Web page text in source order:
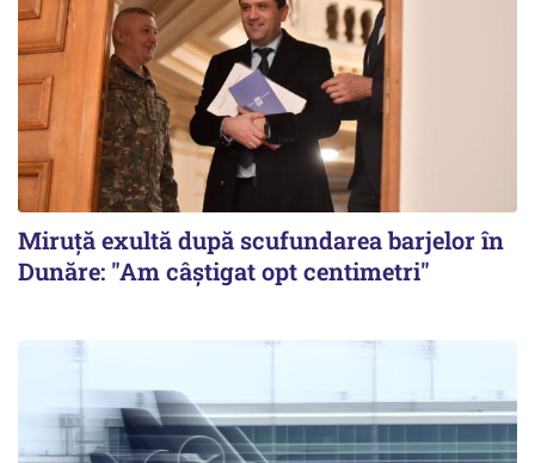
Miruță exultă după scufundarea barjelor în
Dunăre: "Am câștigat opt centimetri"